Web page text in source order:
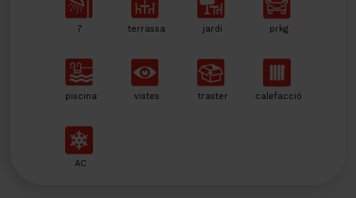
7 terrassa jardí prkg
piscina vistes traster calefacció
AC